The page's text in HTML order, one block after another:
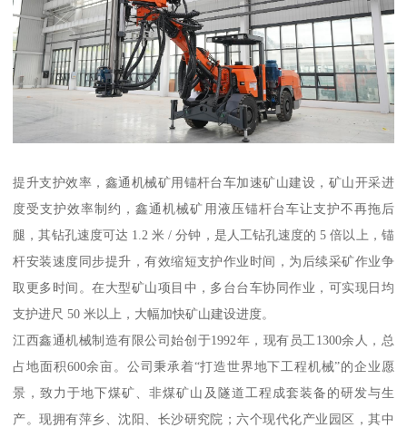
提升支护效率，鑫通机械矿用锚杆台车加速矿山建设，矿山开采进
度受支护效率制约，鑫通机械矿用液压锚杆台车让支护不再拖后
腿，其钻孔速度可达 1.2 米 / 分钟，是人工钻孔速度的 5 倍以上，锚
杆安装速度同步提升，有效缩短支护作业时间，为后续采矿作业争
取更多时间。在大型矿山项目中，多台台车协同作业，可实现日均
支护进尺 50 米以上，大幅加快矿山建设进度。
江西鑫通机械制造有限公司始创于1992年，现有员工1300余人，总
占地面积600余亩。公司秉承着“打造世界地下工程机械”的企业愿
景，致力于地下煤矿、非煤矿山及隧道工程成套装备的研发与生
产。现拥有萍乡、沈阳、长沙研究院；六个现代化产业园区，其中